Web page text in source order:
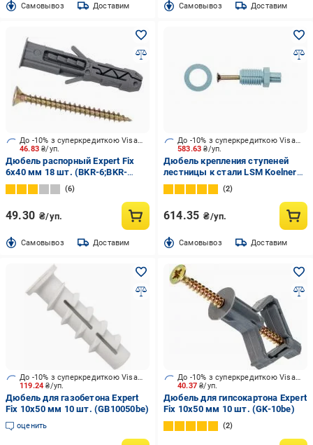
Cамовывоз Доставим Cамовывоз Доставим
46.83₴/уп.
До -10% з суперкредиткою Visa Вигода
Дюбель распорный Expert Fix
6x40 мм 18 шт. (BKR-6;BKR-
6X40be)
6
49.30 ₴/уп.
Cамовывоз Доставим
583.63₴/уп.
До -10% з суперкредиткою Visa Вигода
Дюбель крепления ступеней
лестницы к стали LSM Koelner
19x35 мм 25 шт. (LSM)
2
614.35 ₴/уп.
Cамовывоз Доставим
119.24₴/уп.
До -10% з суперкредиткою Visa Вигода
Дюбель для газобетона Expert
Fix 10x50 мм 10 шт. (GB10050be)
оценить
40.37₴/уп.
До -10% з суперкредиткою Visa Вигода
Дюбель для гипсокартона Expert
Fix 10x50 мм 10 шт. (GK-10be)
2